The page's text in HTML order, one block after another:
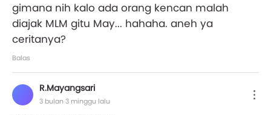
gimana nih kalo ada orang kencan malah
diajak MLM gitu May... hahaha. aneh ya
ceritanya?
Balas
R.Mayangsari
3 bulan 3 minggu lalu